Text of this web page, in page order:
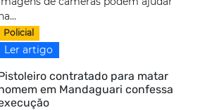
Policial
Ler artigo
contratado para matar
em Mandaguari confessa